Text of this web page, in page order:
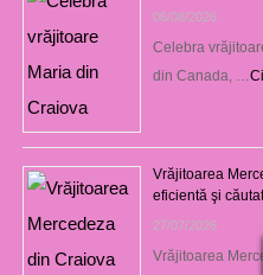
06/08/2026
Celebra
din Canada, …
Vrăjitoarea
eficientă şi
27/07/2026
Vrăjitoarea